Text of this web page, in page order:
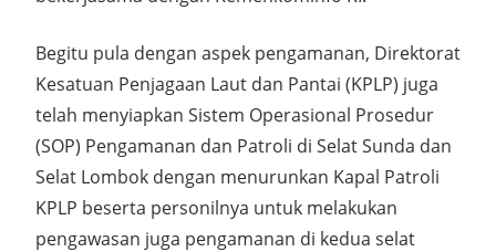
Begitu pula dengan aspek pengamanan, Direktorat
Kesatuan Penjagaan Laut dan Pantai (KPLP) juga
telah menyiapkan Sistem Operasional Prosedur
(SOP) Pengamanan dan Patroli di Selat Sunda dan
Selat Lombok dengan menurunkan Kapal Patroli
KPLP beserta personilnya untuk melakukan
pengawasan juga pengamanan di kedua selat